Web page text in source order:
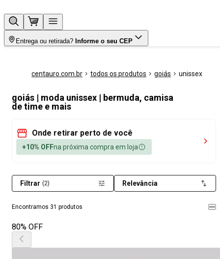
Entrega ou retirada? Informe o seu CEP
centauro.com.br todos os produtos goiás unissex
goiás | moda unissex | bermuda, camisa
de time e mais
Onde retirar perto de você
+10% OFFna próxima compra em loja
Encontramos 31 produtos
Filtrar (2) Relevância
80% OFF